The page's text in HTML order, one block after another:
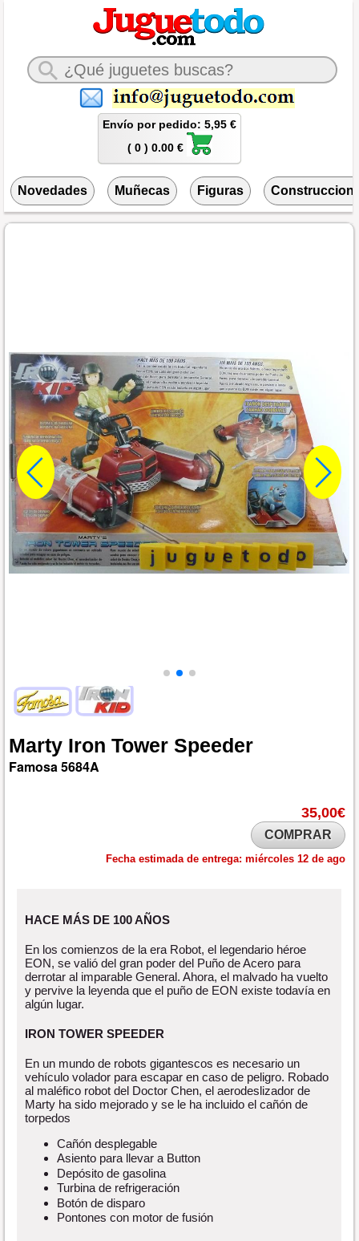
Envío por pedido: 5,95 €
( 0 ) 0.00 €
Novedades Muñecas Figuras
Marty Iron Tower Speeder
Famosa5684A
35,00€
COMPRAR
Fecha estimada de entrega: miércoles 12 de ago
HACE MÁS DE 100 AÑOS
En los comienzos de la era Robot, el legendario héroe
EON, se valió del gran poder del Puño de Acero para
derrotar al imparable General. Ahora, el malvado ha vuelto
y pervive la leyenda que el puño de EON existe todavía en
algún lugar.
IRON TOWER SPEEDER
En un mundo de robots gigantescos es necesario un
vehículo volador para escapar en caso de peligro. Robado
al maléfico robot del Doctor Chen, el aerodeslizador de
Marty ha sido mejorado y se le ha incluido el cañón de
torpedos
Cañón desplegable
Asiento para llevar a Button
Depósito de gasolina
Turbina de refrigeración
Botón de disparo
Pontones con motor de fusión